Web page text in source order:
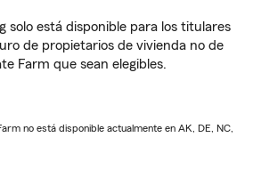
solo está disponible para los titulares
de propietarios de vivienda no de
Farm que sean elegibles.
no está disponible actualmente en AK, DE, NC,